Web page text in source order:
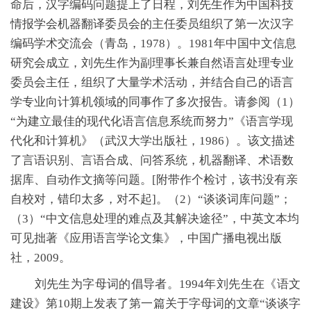
命后，汉字编码问题提上了日程，刘先生作为中国科技
情报学会机器翻译委员会的主任委员组织了第一次汉字
编码学术交流会（青岛，1978）。1981年中国中文信息
研究会成立，刘先生作为副理事长兼自然语言处理专业
委员会主任，组织了大量学术活动，并结合自己的语言
学专业向计算机领域的同事作了多次报告。请参阅（1）
“为建立最佳的现代化语言信息系统而努力”《语言学现
代化和计算机》（武汉大学出版社，1986）。该文描述
了言语识别、言语合成、问答系统，机器翻译、术语数
据库、自动作文摘等问题。[附带作个检讨，该书没有亲
自校对，错印太多，对不起]。（2）“谈谈词库问题”；
（3）“中文信息处理的难点及其解决途径”，中英文本均
可见拙著《应用语言学论文集》，中国广播电视出版
社，2009。
刘先生为字母词的倡导者。1994年刘先生在《语文
建设》第10期上发表了第一篇关于字母词的文章“谈谈字